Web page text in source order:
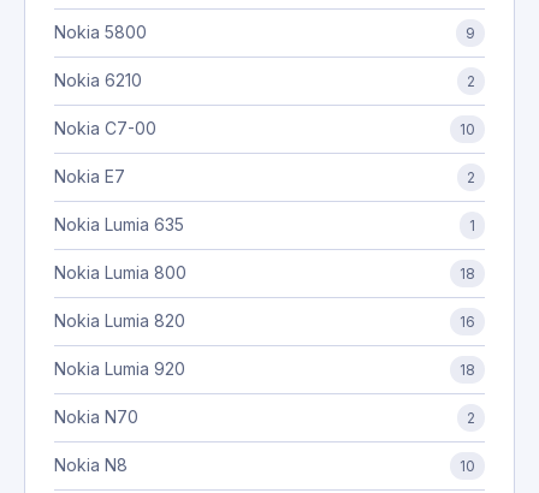
Nokia 5800 9
Nokia 6210 2
Nokia C7-00 10
Nokia E7 2
Nokia Lumia 635 1
Nokia Lumia 800 18
Nokia Lumia 820 16
Nokia Lumia 920 18
Nokia N70 2
Nokia N8 10